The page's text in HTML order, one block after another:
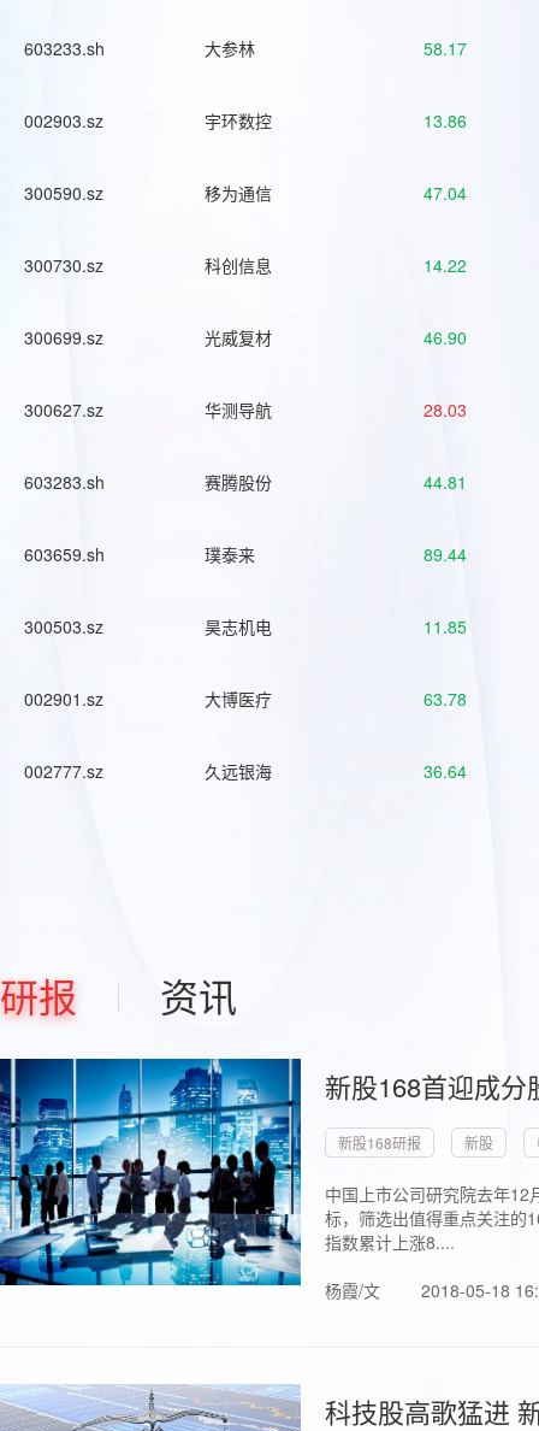
603233.sh 大参林 58.17
002903.sz 宇环数控 13.86
300590.sz 移为通信 47.04
300730.sz 科创信息 14.22
300699.sz 光威复材 46.90
300627.sz 华测导航 28.03
603283.sh 赛腾股份 44.81
603659.sh 璞泰来 89.44
300503.sz 昊志机电 11.85
002901.sz 大博医疗 63.78
002777.sz 久远银海 36.64
研报 资讯
新股168首迎成
新股168研报 新股
中国上市公司研究院去年
标，筛选出值得重点关注的
指数累计上涨8....
杨霞/文
2018-05-18
科技股高歌猛进